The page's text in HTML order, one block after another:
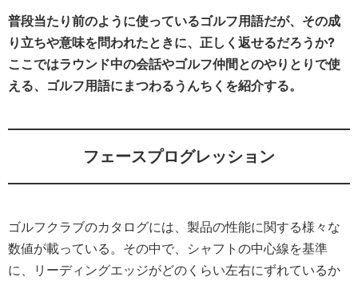
普段当たり前のように使っているゴルフ用語だが、その成
り立ちや意味を問われたときに、正しく返せるだろうか?
ここではラウンド中の会話やゴルフ仲間とのやりとりで使
える、ゴルフ用語にまつわるうんちくを紹介する。
フェースプログレッション
ゴルフクラブのカタログには、製品の性能に関する様々な
数値が載っている。その中で、シャフトの中心線を基準
に、リーディングエッジがどのくらい左右にずれているか